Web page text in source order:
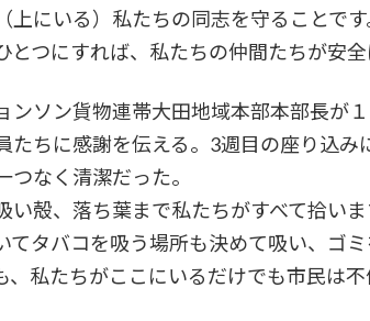
上にいる）私たちの同志を守ることで
とつにすれば、私たちの仲間たちが安
ソン貨物連帯大田地域本部本部長が
たちに感謝を伝える。3週目の座り込
つなく清潔だった。
い殻、落ち葉まで私たちがすべて拾い
てタバコを吸う場所も決めて吸い、ゴ
、私たちがここにいるだけでも市民は不